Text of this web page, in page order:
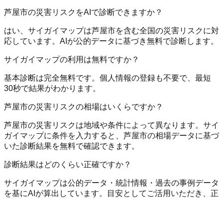
芦屋市の災害リスクをAIで診断できますか？
はい、サイガイマップは芦屋市を含む全国の災害リスクに対
応しています。AIが公的データに基づき無料で診断します。
サイガイマップの利用は無料ですか？
基本診断は完全無料です。個人情報の登録も不要で、最短
30秒で結果がわかります。
芦屋市の災害リスクの相場はいくらですか？
芦屋市の災害リスクは地域や条件によって異なります。サイ
ガイマップに条件を入力すると、芦屋市の相場データに基づ
いた診断結果を無料で確認できます。
診断結果はどのくらい正確ですか？
サイガイマップは公的データ・統計情報・過去の事例データ
を基にAIが算出しています。目安としてご活用いただき、正